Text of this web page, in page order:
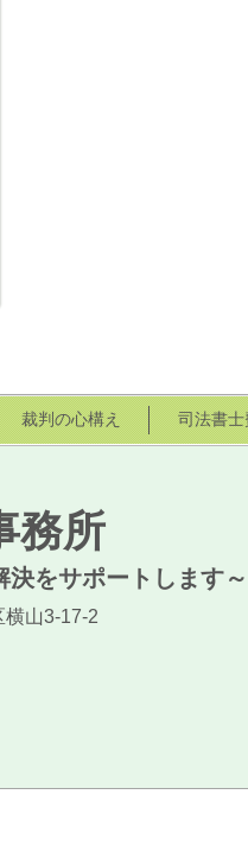
裁判の心構え 司法書士
務所
決をサポートします～
山3-17-2